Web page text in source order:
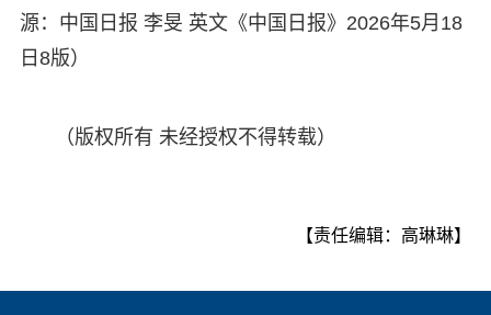
源：中国日报 李旻 英文《中国日报》2026年5月18
日8版）
（版权所有 未经授权不得转载）
【责任编辑：高琳琳】